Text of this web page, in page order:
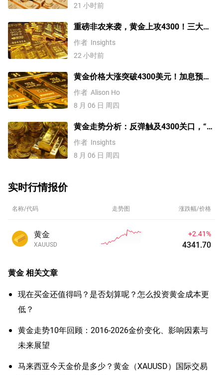
21 小时前
重磅非农来袭，黄金上攻4300！三大因
素预示金价升势有望延续
作者 Insights
22 小时前
黄金价格大涨突破4300美元！加息预期
降温叠加央行购金，未来继续涨？
作者 Alison Ho
8 月 06 日 周四
黄金走势分析：反弹触及4300关口，“双
底”确立剑指这一目标！
作者 Insights
8 月 06 日 周四
实时行情报价
名称/代码 走势图 涨跌幅/价格
黄金
XAUUSD
+2.41%
4341.70
黄金相关文章
现在买金还值得吗？是否划算呢？怎么投资黄金成本更
低？
黄金走势10年回顾：2016-2026金价变化、影响因素与
未来展望
马来西亚今天金价是多少？黄金（XAUUSD）国际交易